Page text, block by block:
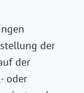
der
der
oder